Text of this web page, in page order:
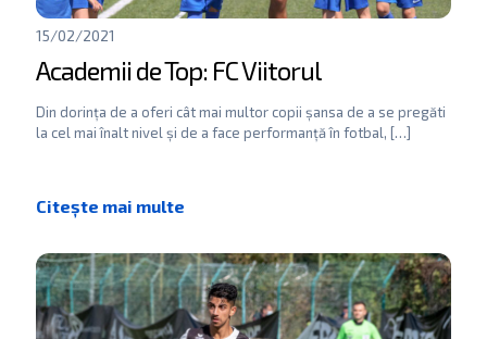
15/02/2021
Academii de Top: FC Viitorul
Din dorința de a oferi cât mai multor copii șansa de a se pregăti
la cel mai înalt nivel și de a face performanță în fotbal, […]